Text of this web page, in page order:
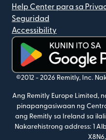
Help Center para sa
Seguridad
Accessibility
(bubukas sa bagong
©2012 - 2026 Remitly, Inc.
Ang Remitly Europe Limited,
pinapangasiwaan ng
ang Remitly sa Ireland sa
Nakarehistrong address: 1